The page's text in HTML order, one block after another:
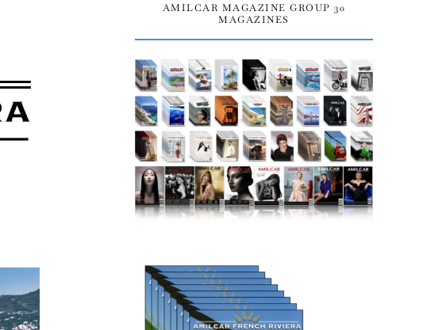
AMILCAR MAGAZINE GROUP 30
MAGAZINES